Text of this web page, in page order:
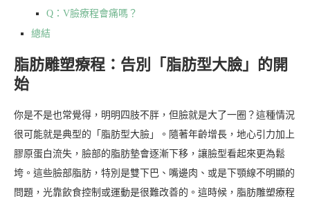
Q：V臉療程會痛嗎？
總結
脂肪雕塑療程：告別「脂肪型大臉」的開
始
你是不是也常覺得，明明四肢不胖，但臉就是大了一圈？這種情況
很可能就是典型的「脂肪型大臉」。隨著年齡增長，地心引力加上
膠原蛋白流失，臉部的脂肪墊會逐漸下移，讓臉型看起來更為鬆
垮。這些臉部脂肪，特別是雙下巴、嘴邊肉、或是下顎線不明顯的
問題，光靠飲食控制或運動是很難改善的。這時候，脂肪雕塑療程